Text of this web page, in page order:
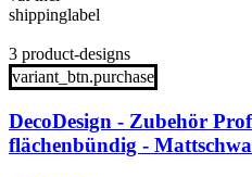
shippinglabel
3 product-designs
variant_btn.purchase
DecoDesign - Zubehör
flächenbündig -